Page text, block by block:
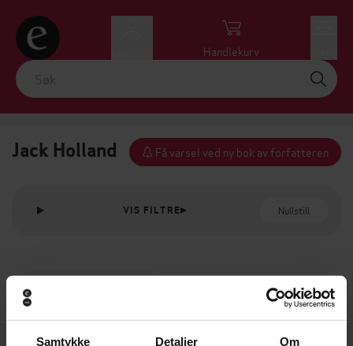
Samtykke Detaljer Om
Handlekurv
Jack Holland Få varsel ved ny bok av forfatteren
VIS FILTRE Nullstill